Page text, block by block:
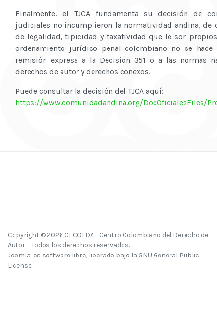
Finalmente, el TJCA fundamenta su decisión de
judiciales no incumplieron la normatividad andina, de
de legalidad, tipicidad y taxatividad que le son
ordenamiento jurídico penal colombiano no se hace
remisión expresa a la Decisión 351 o a las normas
derechos de autor y derechos conexos.
Puede consultar la decisión del TJCA aquí:
https://www.comunidadandina.org/DocOficialesFiles/
Copyright © 2026 CECOLDA - Centro Colombiano del Derecho de
Autor -. Todos los derechos reservados.
Joomla! es software libre, liberado bajo la GNU General Public
License.